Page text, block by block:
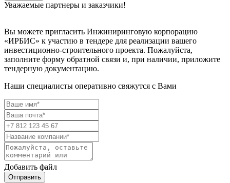
Уважаемые партнеры и заказчики!
Вы можете пригласить Инжиниринговую корпорацию
«ИРБИС» к участию в тендере для реализации вашего
инвестиционно-строительного проекта. Пожалуйста,
заполните форму обратной связи и, при наличии, приложите
тендерную документацию.
Наши специалисты оперативно свяжутся с Вами
Добавить файл
Отправить